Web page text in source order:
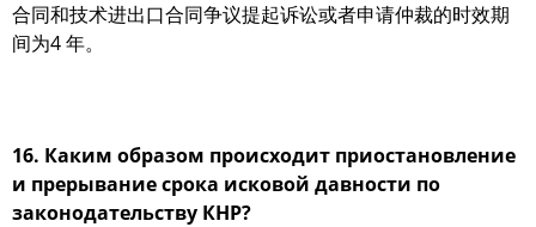
合同和技术进出口合同争议提起诉讼或者申请仲裁的时效期
间为4 年。
16. Каким образом происходит приостановление
и прерывание срока исковой давности по
законодательству КНР?